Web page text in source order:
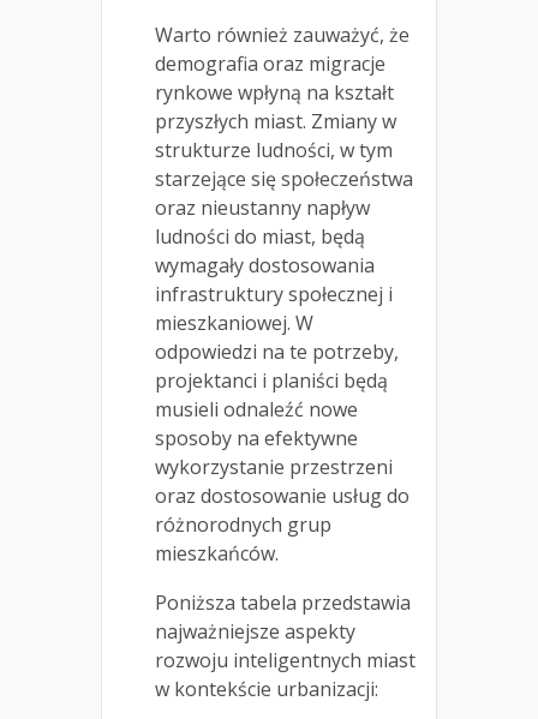
Warto również zauważyć, że
demografia oraz migracje
rynkowe wpłyną na kształt
przyszłych miast. Zmiany w
strukturze ludności, w tym
starzejące się społeczeństwa
oraz nieustanny napływ
ludności do miast, będą
wymagały dostosowania
infrastruktury społecznej i
mieszkaniowej. W
odpowiedzi na te potrzeby,
projektanci i planiści będą
musieli odnaleźć nowe
sposoby na efektywne
wykorzystanie przestrzeni
oraz dostosowanie usług do
różnorodnych grup
mieszkańców.
Poniższa tabela przedstawia
najważniejsze aspekty
rozwoju inteligentnych miast
w kontekście urbanizacji: